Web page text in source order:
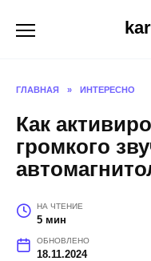
ГЛАВНАЯ » ИНТЕРЕСНО
Как
громкого
НА ЧТЕНИЕ
5 мин
ОБНОВЛЕНО
18.11.2024